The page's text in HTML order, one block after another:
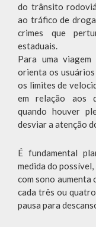
do trânsito
ao tráfico de
crimes que
estaduais.
Para uma
orienta os
os limites de
em relação aos
quando houver
desviar a atenção
É fundamental
medida do
com sono
cada três ou
pausa para